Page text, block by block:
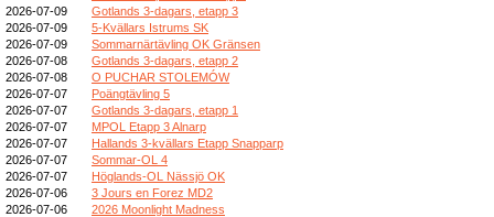
2026-07-09
Gotlands 3-dagars, etapp 3
2026-07-09
5-Kvällars Istrums SK
2026-07-09
Sommarnärtävling OK Gränsen
2026-07-08
Gotlands 3-dagars, etapp 2
2026-07-08
O PUCHAR STOLEMÓW
2026-07-07
Poängtävling 5
2026-07-07
Gotlands 3-dagars, etapp 1
2026-07-07
MPOL Etapp 3 Alnarp
2026-07-07
Hallands 3-kvällars Etapp Snapparp
2026-07-07
Sommar-OL 4
2026-07-07
Höglands-OL Nässjö OK
2026-07-06
3 Jours en Forez MD2
2026-07-06
2026 Moonlight Madness